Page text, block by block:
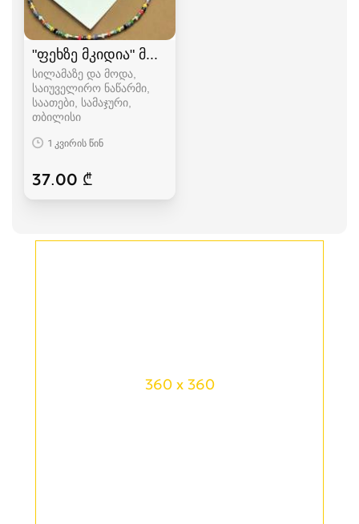
"ფეხზე მკიდია" მორზეს ანბანზე წარწერით 6
სილამაზე და მოდა,
საიუველირო ნაწარმი,
საათები, სამაჯური
თბილისი
1 კვირის წინ
37.00 ₾
360 x 360